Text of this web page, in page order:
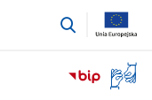
przejdź
okno